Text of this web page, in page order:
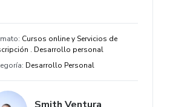
: Cursos online y Servicios de
. Desarrollo personal
: Desarrollo Personal